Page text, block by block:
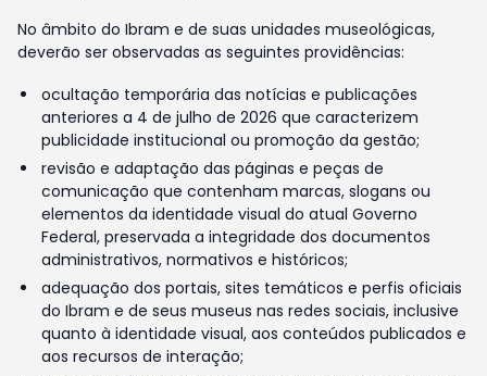
No âmbito do Ibram e de suas unidades museológicas,
deverão ser observadas as seguintes providências:
ocultação temporária das notícias e publicações
anteriores a 4 de julho de 2026 que caracterizem
publicidade institucional ou promoção da gestão;
revisão e adaptação das páginas e peças de
comunicação que contenham marcas, slogans ou
elementos da identidade visual do atual Governo
Federal, preservada a integridade dos documentos
administrativos, normativos e históricos;
adequação dos portais, sites temáticos e perfis oficiais
do Ibram e de seus museus nas redes sociais, inclusive
quanto à identidade visual, aos conteúdos publicados e
aos recursos de interação;